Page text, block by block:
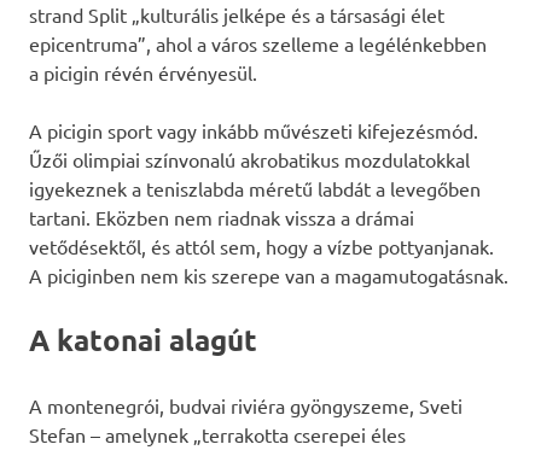
strand Split „kulturális jelképe és a társasági élet
epicentruma”, ahol a város szelleme a legélénkebben
a picigin révén érvényesül.
A picigin sport vagy inkább művészeti kifejezésmód.
Űzői olimpiai színvonalú akrobatikus mozdulatokkal
igyekeznek a teniszlabda méretű labdát a levegőben
tartani. Eközben nem riadnak vissza a drámai
vetődésektől, és attól sem, hogy a vízbe pottyanjanak.
A piciginben nem kis szerepe van a magamutogatásnak.
A katonai alagút
A montenegrói, budvai riviéra gyöngyszeme, Sveti
Stefan – amelynek „terrakotta cserepei éles